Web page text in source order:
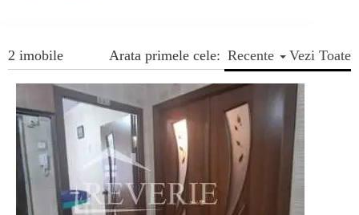
Vezi Toate
2 imobile Arata primele cele: Recente